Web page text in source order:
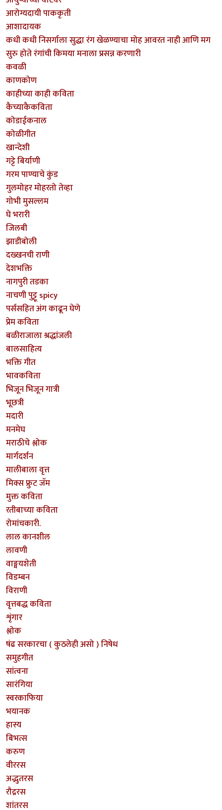
आरोग्यदायी पाककृती
आशादायक
कधी कधी निसर्गाला सुद्धा रंग खेळण्याचा मोह आवरत नाही आणि मग
सुरु होते रंगांची किमया मनाला प्रसन्न करणारी
कवळी
काणकोण
काहीच्या काही कविता
कैच्याकैकविता
कोडाईकनाल
कोळीगीत
खान्देशी
गट्टे बिर्याणी
गरम पाण्याचे कुंड
गुलमोहर मोहरतो तेव्हा
गोभी मुसल्लम
घे भरारी
जिलबी
झाडीबोली
दख्खनची राणी
देशभक्ति
नागपुरी तडका
नाचणी पुट्टू spicy
पर्ससहित अंग काढून घेणे
प्रेम कविता
बळीराजाला श्रद्धांजली
बालसाहित्य
भक्ति गीत
भावकविता
भिजून भिजून गात्री
भूछत्री
मदारी
मनमेघ
मराठीचे श्लोक
मार्गदर्शन
मालीबाला वृत्त
मिक्स फ्रुट जॅम
मुक्त कविता
रतीबाच्या कविता
रोमांचकारी.
लाल कानशील
लावणी
वाङ्मयशेती
विडम्बन
विराणी
वृत्तबद्ध कविता
शृंगार
श्लोक
षंढ सरकारचा ( कुठलेही असो ) निषेध
समुहगीत
सांत्वना
सारंगिया
स्वरकाफिया
भयानक
हास्य
बिभत्स
करुण
वीररस
अद्भुतरस
रौद्ररस
शांतरस